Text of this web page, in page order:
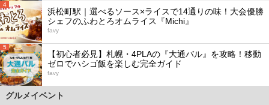
4
浜松町駅｜選べるソース×ライスで14通りの味！大会優勝
シェフのふわとろオムライス『Michi』
favy
5
【初心者必見】札幌・4PLAの『大通バル』を攻略！移動
ゼロでハシゴ飯を楽しむ完全ガイド
favy
グルメイベント